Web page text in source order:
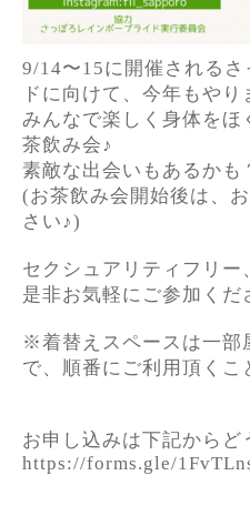
9/14〜15に開催される
ドに向けて、今年もや
みんなで楽しく身体をほ
茶飲み会♪
素敵な出会いもあるかも
(お茶飲み会開始後は、
さい♪)
セクシュアリティフリー
是非お気軽にご参加くだ
※着替えスペースは一部
で、順番にご利用頂くこ
お申し込みは下記からど
https://forms.gle/